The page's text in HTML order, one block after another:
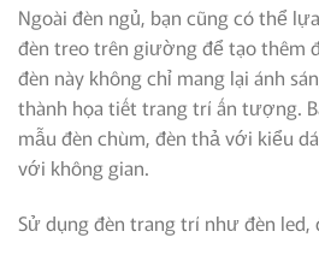
Ngoài đèn ngủ, bạn cũng có thể
đèn treo trên giường để tạo thêm
đèn này không chỉ mang lại ánh
thành họa tiết trang trí ấn tượng.
mẫu đèn chùm, đèn thả với kiểu
với không gian.
Sử dụng đèn trang trí như đèn led,